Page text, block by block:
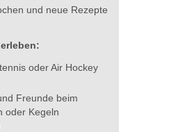
und neue Rezepte
oder Air Hockey
Freunde beim
oder Kegeln